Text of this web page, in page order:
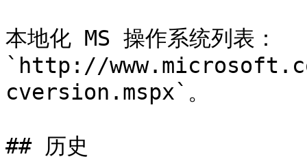
本地化 MS 操作系统列表：
`http://
cversion.mspx`。
## 历史